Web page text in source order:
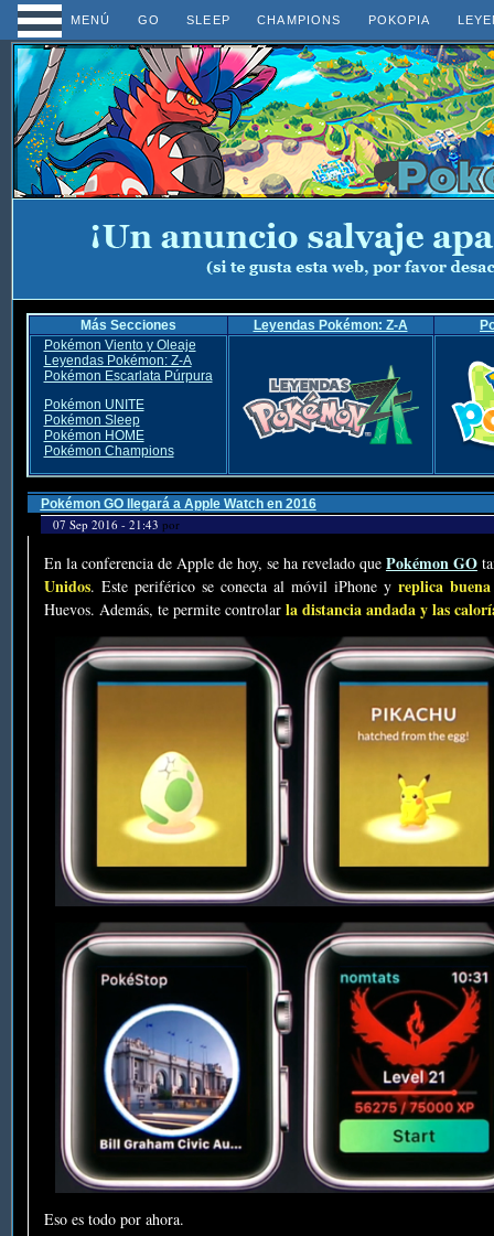
MENÚ GO SLEEP CHAMPIONS POKOPIA
Más Secciones Leyendas Pokémon: Z-A
Pokémon Viento y Oleaje
Leyendas Pokémon: Z-A
Pokémon Escarlata Púrpura
Pokémon UNITE
Pokémon Sleep
Pokémon HOME
Pokémon Champions
Pokémon GO llegará a Apple Watch en 2016
07 Sep 2016 - 21:43 por
En la conferencia de Apple de hoy, se ha revelado que Pokémon GO
Unidos. Este periférico se conecta al móvil iPhone y replica
Huevos. Además, te permite controlar la distancia andada y las
Eso es todo por ahora.